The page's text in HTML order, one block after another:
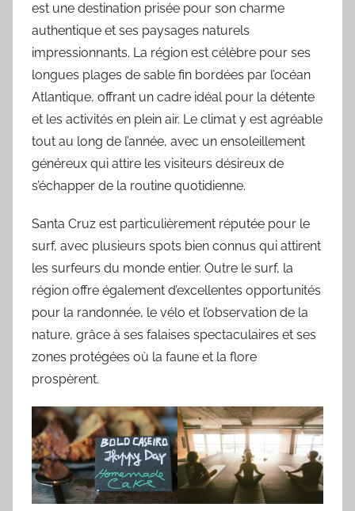
est une destination prisée pour son charme
authentique et ses paysages naturels
impressionnants. La région est célèbre pour ses
longues plages de sable fin bordées par l’océan
Atlantique, offrant un cadre idéal pour la détente
et les activités en plein air. Le climat y est agréable
tout au long de l’année, avec un ensoleillement
généreux qui attire les visiteurs désireux de
s’échapper de la routine quotidienne.
Santa Cruz est particulièrement réputée pour le
surf, avec plusieurs spots bien connus qui attirent
les surfeurs du monde entier. Outre le surf, la
région offre également d’excellentes opportunités
pour la randonnée, le vélo et l’observation de la
nature, grâce à ses falaises spectaculaires et ses
zones protégées où la faune et la flore
prospèrent.